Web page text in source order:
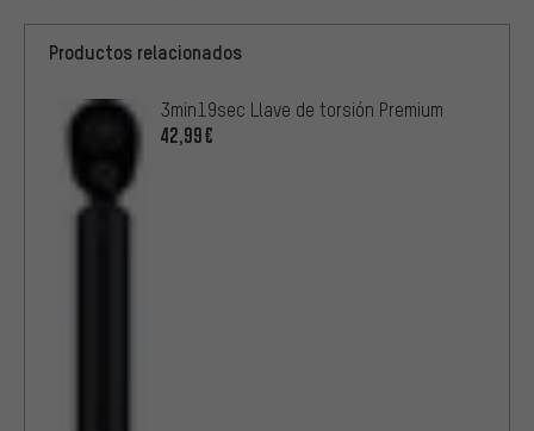
Productos relacionados
3min19sec Llave de torsión Premium
42,99€